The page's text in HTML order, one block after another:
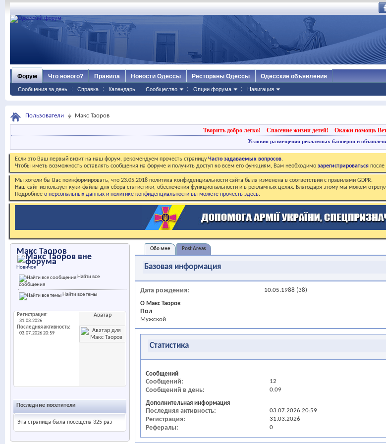
Форум
Сообщения за день Справка Календарь Сообщество Опции форума Навигация
Что нового? Правила Новости Одессы Рестораны Одессы Одесские объявления
Пользователи Макс Таоров
Творить добро легко! Спасение жизни детей! Окажи помощь
Условия размещения рекламных баннеров и
Если это Ваш первый визит на наш форум, рекомендуем прочесть страницуЧасто задаваемых вопросов.
Чтобы иметь возможность оставлять сообщения на форуме и получить доступ ко всем его функциям, Вам необходимо зарегистрироваться после
Мы хотели бы Вас поинформировать, что 23.05.2018 политика конфиденциальности сайта была изменена в соответствии с правилами GDPR.
Наш сайт использует куки-файлы для сбора статистики, обеспечения функциональности и в рекламных целях. Благодаря этому мы можем
Подробнее о персональных данных и политике конфиденциальности вы можете прочесть здесь.
Макс Таоров
Новичок
Найти все
сообщения
Найти все темы
Регистрация
31.03.2026
Последняя активность
03.07.202620:59
Аватар
Последние посетители
Эта страница была посещена 325 раз
Обо мне Post Areas
Базовая информация
Дата рождения 10.05.1988 (38)
О Макс Таоров
Пол
Мужской
Статистика
Сообщений
Сообщений 12
Сообщений в день 0.09
Дополнительная информация
Последняя активность 03.07.2026 20:59
Регистрация 31.03.2026
Рефералы 0